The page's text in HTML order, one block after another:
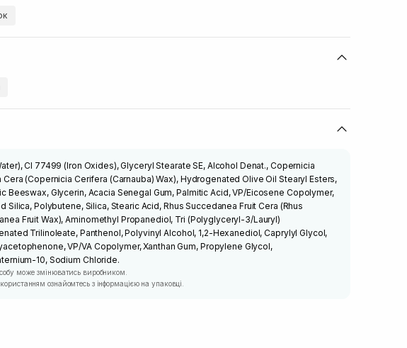
Cl 77499 (Iron Oxides), Glyceryl Stearate SE, Alcohol Denat., Copernicia
Cera (Copernicia Cerifera (Carnauba) Wax), Hydrogenated Olive Oil Stearyl Esters,
Beeswax, Glycerin, Acacia Senegal Gum, Palmitic Acid, VP/Eicosene Copolymer,
Silica, Polybutene, Silica, Stearic Acid, Rhus Succedanea Fruit Cera (Rhus
Fruit Wax), Aminomethyl Propanediol, Tri (Polyglyceryl-3/Lauryl)
Trilinoleate, Panthenol, Polyvinyl Alcohol, 1,2-Hexanediol, Caprylyl Glycol,
VP/VA Copolymer, Xanthan Gum, Propylene Glycol,
10, Sodium Chloride.
може змінюватись виробником.
ознайомтесь з інформацією на упаковці.